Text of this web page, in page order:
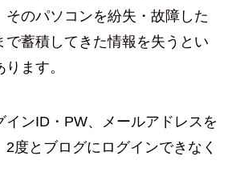
そのパソコンを紛失・故障した
で蓄積してきた情報を失うとい
ます。
インID・PW、メールアドレスを
度とブログにログインできなく